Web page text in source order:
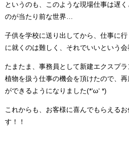
というのも、このような現場仕事は遅
のが当たり前な世界…
子供を学校に送り出してから、仕事に
に就くのは難しく、それでいいという会
たまたま、事務員として新建エクスプ
植物を扱う仕事の機会を頂けたので、
ができるようになりました(*‘ω‘ *)
これからも、お客様に喜んでもらえる
す！！